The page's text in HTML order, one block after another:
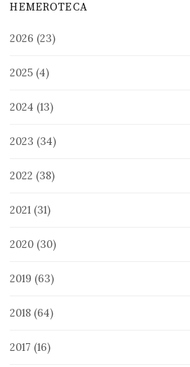
HEMEROTECA
2026 (23)
2025 (4)
2024 (13)
2023 (34)
2022 (38)
2021 (31)
2020 (30)
2019 (63)
2018 (64)
2017 (16)